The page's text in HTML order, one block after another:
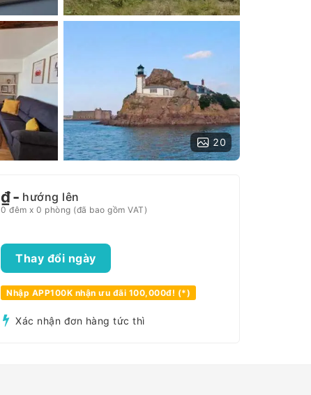
20
₫- hướng lên
0 đêm x 0 phòng (đã bao gồm VAT)
Thay đổi ngày
Nhập APP100K nhận ưu đãi 100,000đ! (*)
Xác nhận đơn hàng tức thì